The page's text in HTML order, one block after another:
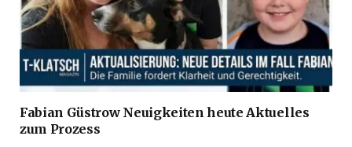
Fabian Güstrow Neuigkeiten heute Aktuelles
zum Prozess